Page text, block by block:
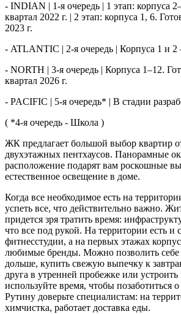
- INDIAN | 1‑я очередь | 1 этап: корпуса
квартал 2022 г. | 2 этап: корпуса 1, 6.
2023 г.
- ATLANTIC | 2‑я очередь | Корпуса 1 и 2
- NORTH | 3‑я очередь | Корпуса 1–12.
квартал 2026 г.
- PACIFIC | 5‑я очередь* | В стадии
( *4-я очередь - Школа )
ЖК предлагает большой выбор квартир
двухэтажных пентхаусов. Панорамные
расположение подарят вам роскошные
естественное освещение в доме.
Когда все необходимое есть на
успеть все, что действительно важно.
придется зря тратить время:
что все под рукой. На территории есть и
фитнесстудии, а на первых этажах
любимые бренды. Можно позволить себе
дольше, купить свежую выпечку к
друга в утренней пробежке или
используйте время, чтобы позаботиться
Рутину доверьте специалистам: на
химчистка, работает доставка еды.